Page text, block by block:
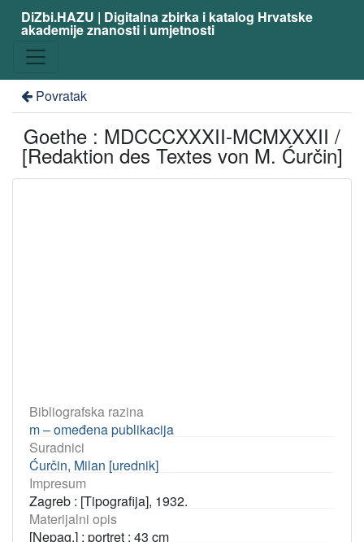
DiZbi.HAZU | Digitalna zbirka i katalog Hrvatske
akademije znanosti i umjetnosti
Povratak
Goethe : MDCCCXXXII-MCMXXXII /
[Redaktion des Textes von M. Ćurčin]
Bibliografska razina
m – omeđena publikacija
Suradnici
Ćurčin, Milan [urednik]
Impresum
Zagreb : [Tipografija], 1932.
Materijalni opis
[Nepag.] : portret ; 43 cm